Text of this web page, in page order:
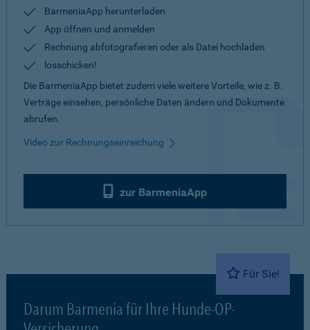
BarmeniaApp herunterladen
App öffnen und anmelden
Rechnung abfotografieren oder als Datei hochladen
losschicken!
Die BarmeniaApp bietet zudem viele weitere Vorteile, wie z. B.
Verträge einsehen, persönliche Daten ändern und Dokumente
abrufen.
Video zur Rechnungseinreichung
zur BarmeniaApp
Für Sie!
Darum Barmenia für Ihre Hunde-OP-